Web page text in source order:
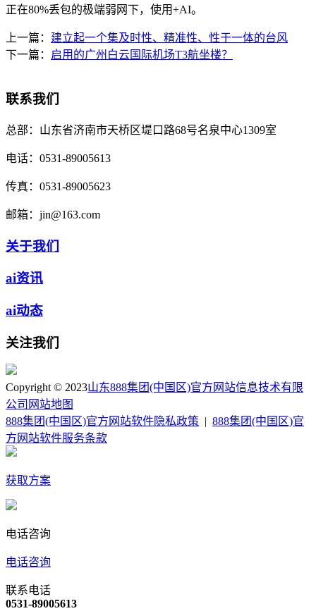
正在80%丢包的极端弱网下，使用+AI。
上一篇： 建立起一个集及时性、精准性、性于一体的台风
下一篇： 启用的广州白云国际机场T3航坐楼？
联系我们
总部： 山东省济南市天桥区堤口路68号名泉中心1309室
电话： 0531-89005613
传真： 0531-89005623
邮箱： jin@163.com
关于我们
ai资讯
ai动态
关注我们
Copyright © 2023山东888集团(中国区)官方网站信息技术有限
公司 网站地图
888集团(中国区)官方网站软件隐私政策
888集团(中国区)官
方网站软件服务条款
获取方案
电话咨询
电话咨询
联系电话
0531-89005613